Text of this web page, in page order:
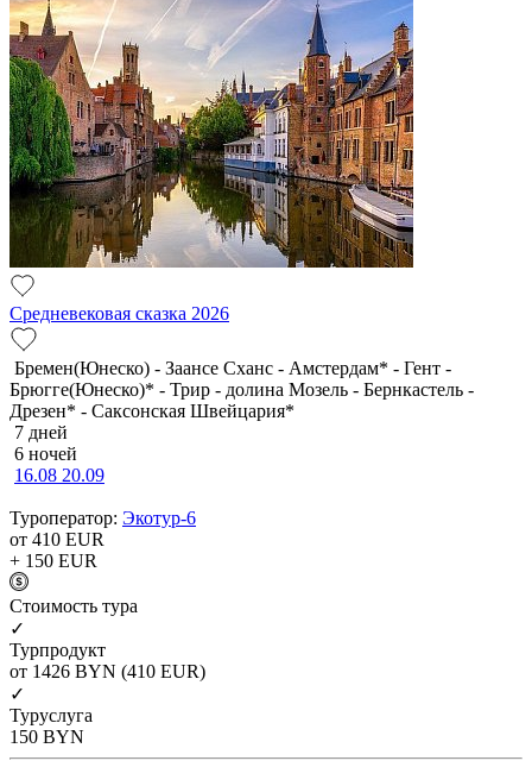
Средневековая сказка 2026
Бремен(Юнеско) - Заансе Сханс - Амстердам* - Гент -
Брюгге(Юнеско)* - Трир - долина Мозель - Бернкастель -
Дрезен* - Саксонская Швейцария*
7 дней
6 ночей
16.08 20.09
Туроператор: Экотур-6
от 410 EUR
+ 150 EUR
Cтоимость тура
✓
Турпродукт
от 1426 BYN (410 EUR)
✓
Туруслуга
150 BYN